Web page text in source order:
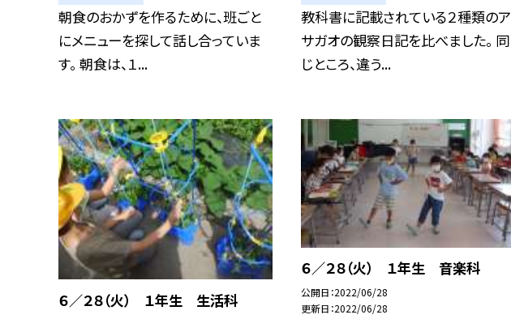
朝食のおかずを作るために、班ごと
にメニューを探して話し合っていま
す。 朝食は、１...
教科書に記載されている２種類のア
サガオの観察日記を比べました。 同
じところ、違う...
６／２８（火） １年生 生活科
６／２８（火） １年生 音楽科
公開日 2022/06/28
更新日 2022/06/28